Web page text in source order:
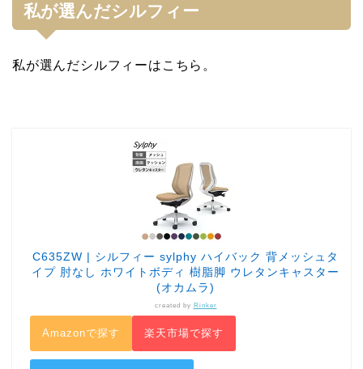
私が選んだシルフィー
私が選んだシルフィーはこちら。
C635ZW | シルフィー sylphy ハイバック 背メッシュタ
イプ 肘なし ホワイトボディ 樹脂脚 ウレタンキャスター
(オカムラ)
created by Rinker
Amazonで探す 楽天市場で探す